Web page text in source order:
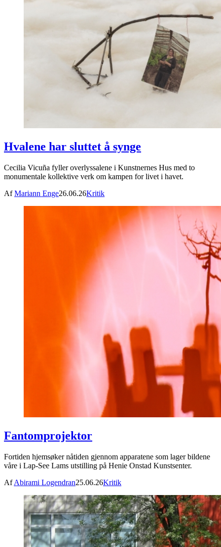
Hvalene har sluttet å synge
Cecilia Vicuña fyller overlyssalene i Kunstnernes Hus med to
monumentale kollektive verk om kampen for livet i havet.
AfMariann Enge26.06.26Kritik
Fantomprojektor
Fortiden hjemsøker nåtiden gjennom apparatene som lager bildene
våre i Lap-See Lams utstilling på Henie Onstad Kunstsenter.
AfAbirami Logendran25.06.26Kritik